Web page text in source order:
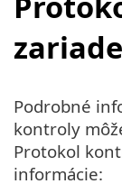
Podrobné
kontroly
Protokol
informácie: